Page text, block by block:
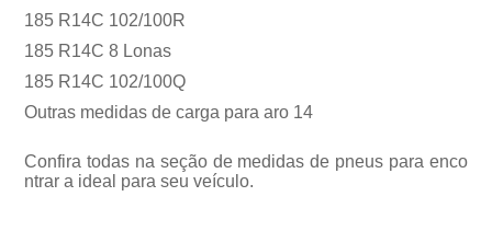
185 R14C 102/100R
185 R14C 8 Lonas
185 R14C 102/100Q
Outras medidas de carga para aro 14
Confira todas na seção de medidas de pneus para enco
ntrar a ideal para seu veículo.